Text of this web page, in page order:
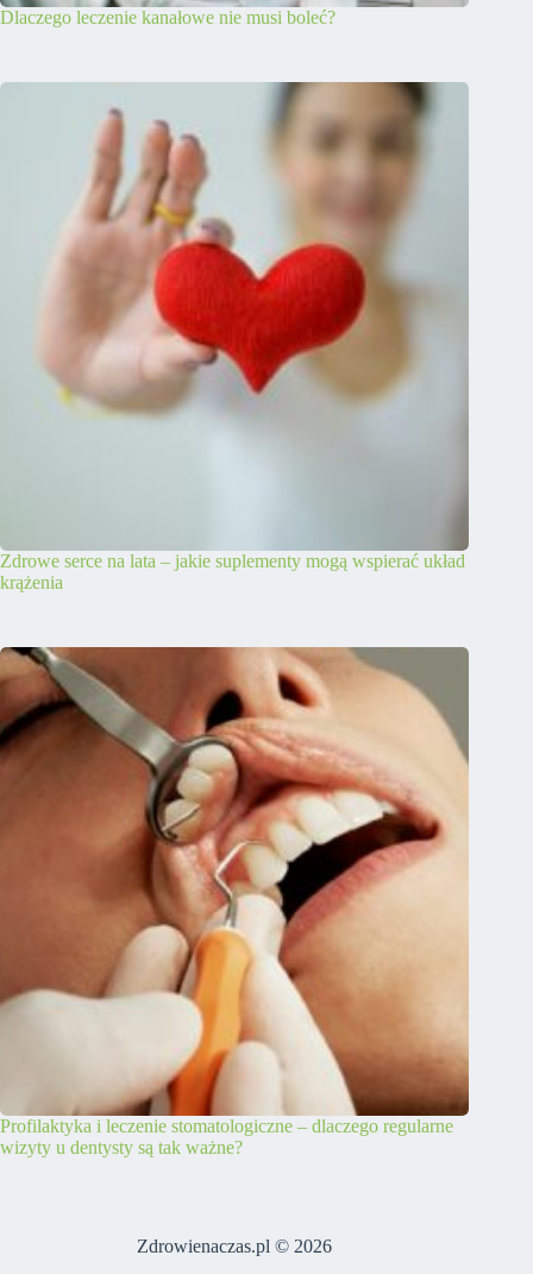
Dlaczego leczenie kanałowe nie musi boleć?
Zdrowe serce na lata – jakie suplementy mogą wspierać układ
krążenia
Profilaktyka i leczenie stomatologiczne – dlaczego regularne
wizyty u dentysty są tak ważne?
Zdrowienaczas.pl © 2026